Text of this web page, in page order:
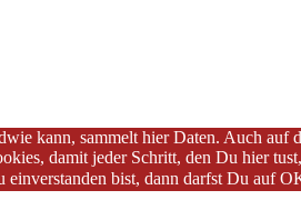
kann, sammelt hier Daten. Auch
damit jeder Schritt, den Du hier
einverstanden bist, dann darfst Du auf